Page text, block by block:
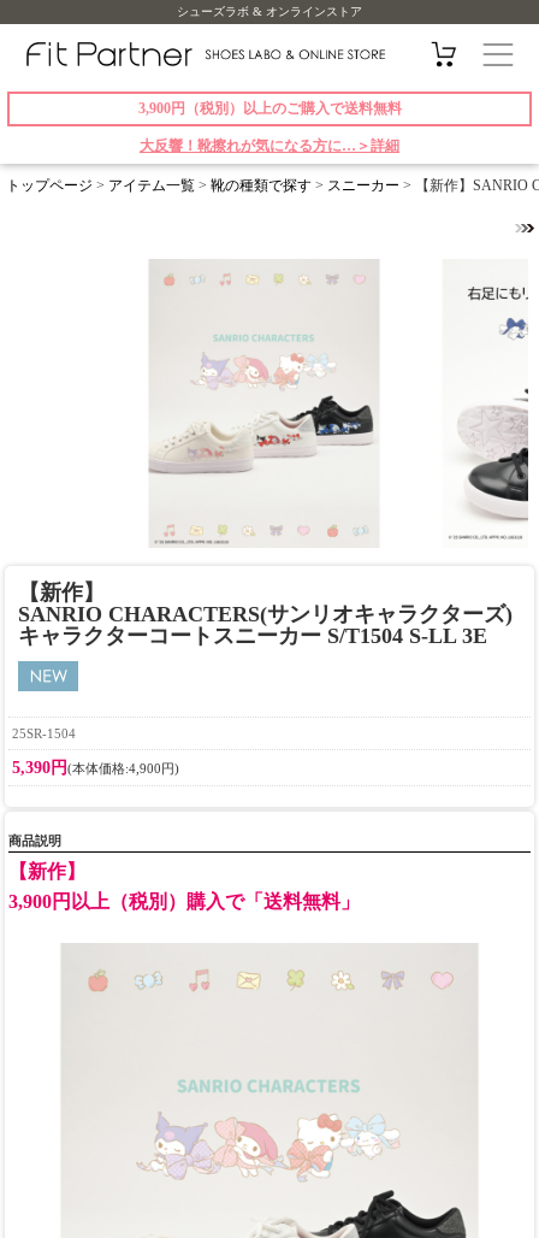
シューズラボ & オンラインストア
3,900円（税別）以上のご購入で送料無料
大反響！靴擦れが気になる方に…＞詳細
トップページ > アイテム一覧 > 靴の種類で探す > スニーカー > 【新作】SANRIO
【新作】
SANRIO CHARACTERS(サンリオキャラクターズ)
キャラクターコートスニーカー S/T1504 S-LL 3E
25SR-1504
5,390円(本体価格:4,900円)
商品説明
【新作】
3,900円以上（税別）購入で「送料無料」